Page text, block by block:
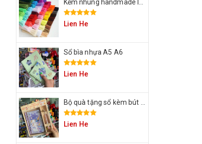
Lien He
Sổ bìa nhựa A5 A6
Lien He
Lien He